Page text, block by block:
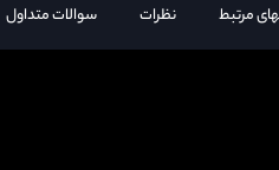
مرتبط نظرات سوالات متداول